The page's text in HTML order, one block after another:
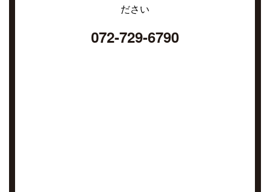
ださい
072-729-6790